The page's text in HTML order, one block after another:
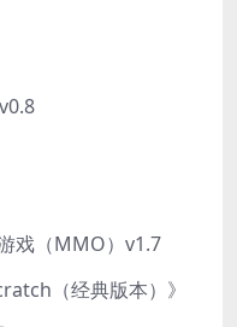
戏（MMO）v1.7
（经典版本）》